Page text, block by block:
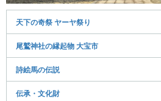
天下の奇祭 ヤーヤ祭り
尾鷲神社の縁起物 大宝市
詩絵馬の伝説
伝承・文化財